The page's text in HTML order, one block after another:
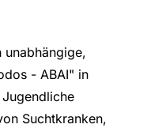
unabhängige,
- ABAI" in
Suchtkranken,